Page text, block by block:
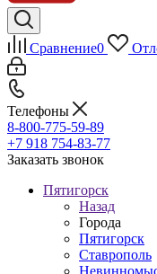
Сравнение0
Телефоны
8-800-775-59-89
+7 918 754-83-77
Заказать звонок
Пятигорск
Назад
Города
Пятигорск
Ставрополь